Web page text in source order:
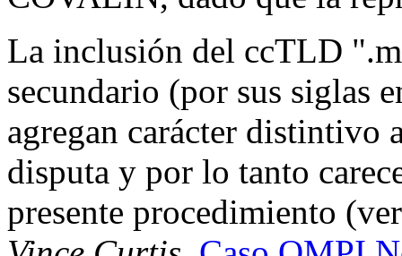
La inclusión del ccTLD
secundario (por sus siglas
agregan carácter distintivo
disputa y por lo tanto
presente procedimiento